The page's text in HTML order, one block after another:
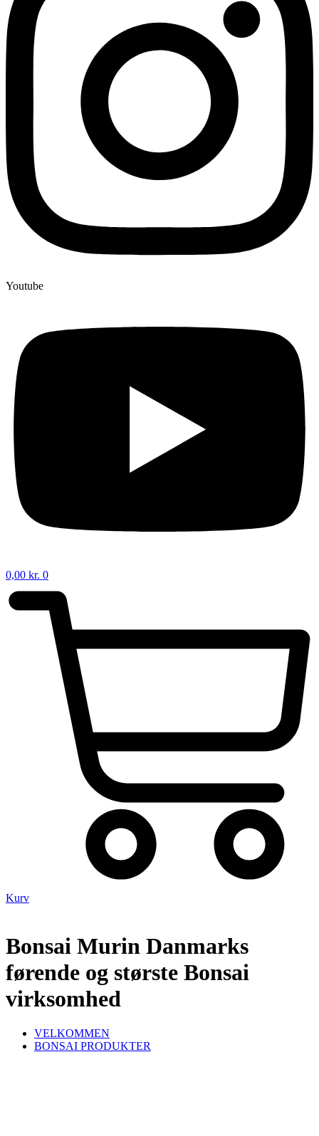
Youtube
0,00 kr. 0
Kurv
Bonsai Murin Danmarks
førende og største Bonsai
virksomhed
VELKOMMEN
BONSAI PRODUKTER